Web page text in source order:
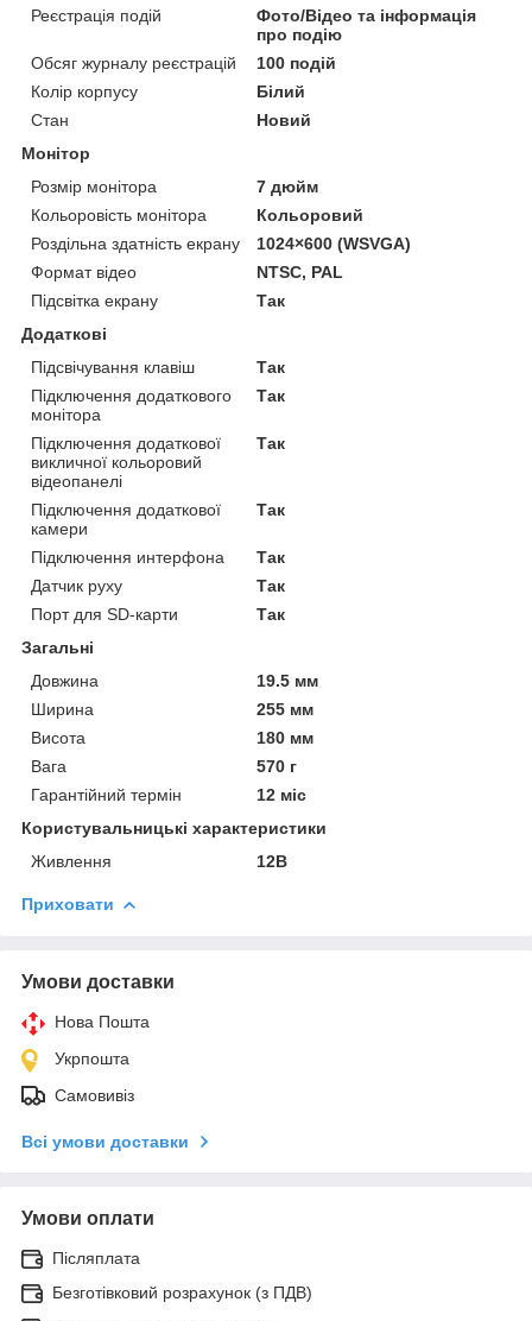
Реєстрація подій
Фото/Відео та інформація
про подію
Обсяг журналу реєстрацій
100 подій
Колір корпусу
Білий
Стан
Новий
Монітор
Розмір монітора
7 дюйм
Кольоровість монітора
Кольоровий
Роздільна здатність екрану
1024×600 (WSVGA)
Формат відео
NTSC, PAL
Підсвітка екрану
Так
Додаткові
Підсвічування клавіш
Так
Підключення додаткового
монітора
Так
Підключення додаткової
викличної кольоровий
відеопанелі
Так
Підключення додаткової
камери
Так
Підключення интерфона
Так
Датчик руху
Так
Порт для SD-карти
Так
Загальні
Довжина
19.5 мм
Ширина
255 мм
Висота
180 мм
Вага
570 г
Гарантійний термін
12 міс
Користувальницькі характеристики
Живлення
12В
Приховати
Умови доставки
Нова Пошта
Укрпошта
Самовивіз
Всі умови доставки
Умови оплати
Післяплата
Безготівковий розрахунок (з ПДВ)